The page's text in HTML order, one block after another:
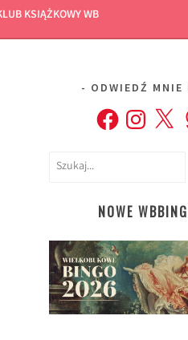
KSIĄŻKOWY WB
ODWIEDŹ MNIE
FacebookInstagram
X
Szukaj
NOWE